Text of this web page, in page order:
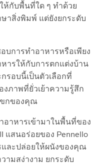
กับพื้นที่ใด ๆ ทำด้วย
าสิ่งพิมพ์ แต่ยังยกระดับ
บการทำอาหารหรือเพียง
ารให้กับการตกแต่งบ้าน
อบนี้เป็นตัวเลือกที่
ภาพที่ยั่วเย้าความรู้สึก
ขกของคุณ
าหารเข้ามาในพื้นที่ของ
แสนอร่อยของ Pennello
ละปล่อยให้ผนังของคุณ
ามสง่างาม ยกระดับ